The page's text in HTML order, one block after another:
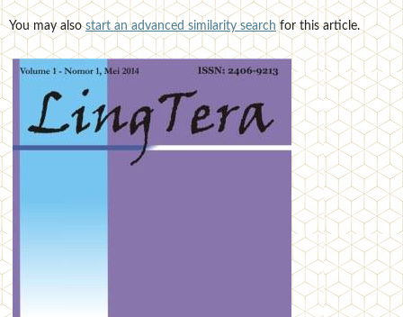
You may alsostart an advanced similarity searchfor this article.